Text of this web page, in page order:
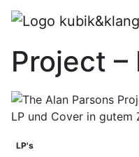
The Alan
Project –
LP und Cover in gutem
LP's